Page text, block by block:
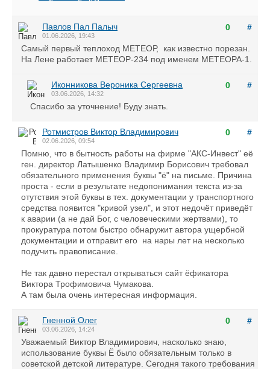
0 #
Павлов Пал Палыч
01.06.2026, 19:43
Самый первый теплоход МЕТЕОР, как известно порезан.
На Лене работает МЕТЕОР-234 под именем МЕТЕОРА-1.
0 #
Иконникова Вероника Сергеевна
03.06.2026, 14:32
Спасибо за уточнение! Буду знать.
0 #
Ротмистров Виктор Владимирович
02.06.2026, 09:54
Помню, что в бытность работы на фирме "АКС-Инвест" её
ген. директор Латышенко Владимир Борисович требовал
обязательного применения буквы "ё" на письме. Причина
проста - если в результате недопонимания текста из-за
отутствия этой буквы в тех. документации у транспортного
средства появится "кривой узел", и этот недочёт приведёт
к аварии (а не дай Бог, с человеческими жертвами), то
прокуратура потом быстро обнаружит автора ущербной
документации и отправит его на нары лет на несколько
подучить правописание.
Не так давно перестал открываться сайт ёфикатора
Виктора Трофимовича Чумакова.
А там была очень интересная информация.
0 #
Гненной Олег
03.06.2026, 14:24
Уважаемый Виктор Владимирович, насколько знаю,
использование буквы Ё было обязательным только в
советской детской литературе. Сегодня такого требования